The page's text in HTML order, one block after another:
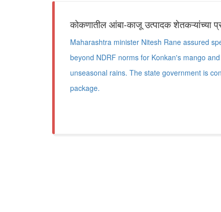
कोकणातील आंबा-काजू उत्पादक शेतकऱ्यांच्या
Maharashtra minister Nitesh Rane assured
beyond NDRF norms for Konkan's mango
unseasonal rains. The state government is
package.